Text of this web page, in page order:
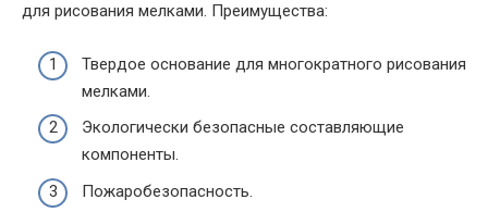
для рисования мелками. Преимущества:
Твердое основание для многократного рисования
мелками.
Экологически безопасные составляющие
компоненты.
Пожаробезопасность.